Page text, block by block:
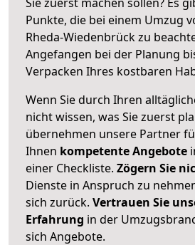
Punkte, die bei einem Umzug
Rheda-Wiedenbrück zu
Angefangen bei der Planung
Verpacken Ihres kostbaren
Wenn Sie durch Ihren
nicht wissen, was Sie zuerst
übernehmen unsere Partner
Ihnen kompetente Angebote
einer Checkliste. Zögern Sie
Dienste in Anspruch zu
sich zurück. Vertrauen Sie
Erfahrung in der
sich Angebote.